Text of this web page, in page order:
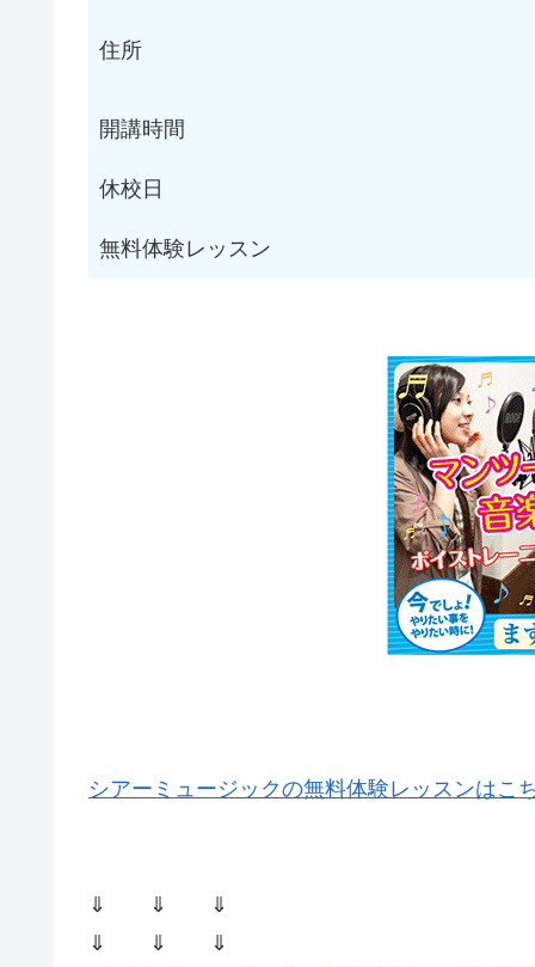
住所
開講時間
休校日
無料体験レッスン
シアーミュージックの無料体験レッスンはこ
⇓ ⇓ ⇓
⇓ ⇓ ⇓